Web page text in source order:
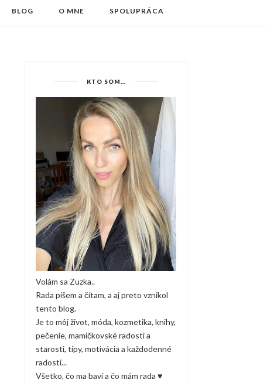
BLOG O MNE SPOLUPRÁCA
KTO SOM...
Volám sa Zuzka..
Rada píšem a čítam, a aj preto vznikol
tento blog.
Je to môj život, móda, kozmetika, knihy,
pečenie, mamičkovské radosti a
starosti, tipy, motivácia a každodenné
radosti...
Všetko, čo ma baví a čo mám rada ♥